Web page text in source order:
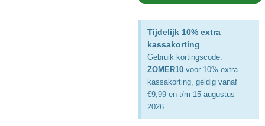
Tijdelijk 10% extra
kassakorting
Gebruik kortingscode:
ZOMER10 voor 10% extra
kassakorting, geldig vanaf
€9,99 en t/m 15 augustus
2026.